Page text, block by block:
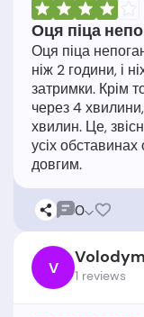
Оця піца
Оця піца
ніж 2 години, і
затримки. Крім
через 4
хвилин. Це,
усіх
0
V 1 reviews